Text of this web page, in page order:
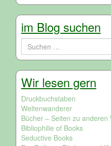
im Blog suchen
Suchen
nach:
Wir lesen gern
Druckbuchstaben
Weltenwanderer
Bücher – Seiten zu anderen
Bibliophilie of Books
Seductive Books